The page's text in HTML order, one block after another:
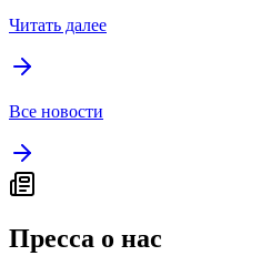
Читать далее
Все новости
Пресса о нас